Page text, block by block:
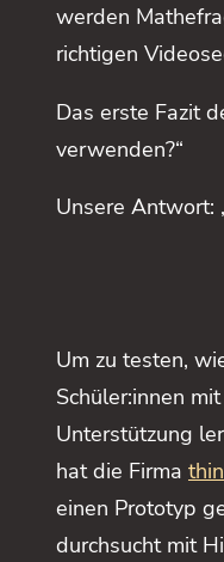
werden
richtigen
Das erste Fazit
verwenden?“
Unsere Antwort:
Um zu testen,
Schüler:innen
Unterstützung
hat die Firma
einen Prototyp
durchsucht mit